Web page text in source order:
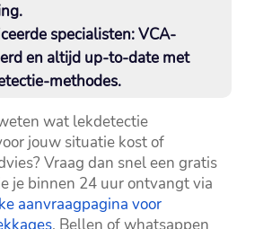
specialisten: VCA-
en altijd up-to-date met
methodes.​
wat lekdetectie
jouw situatie kost of
Vraag dan snel een gratis
je binnen 24 uur ontvangt via
aanvraagpagina voor